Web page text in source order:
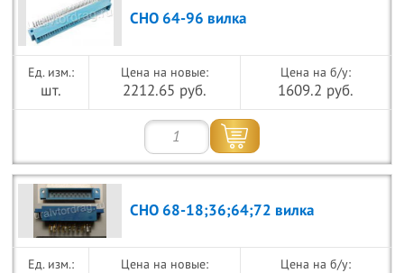
СНО 64-96 вилка
шт.
Цена на новые:
2212.65 руб.
Цена на б/у:
1609.2 руб.
СНО 68-18;36;64;72 вилка
Цена на новые: Цена на б/у: